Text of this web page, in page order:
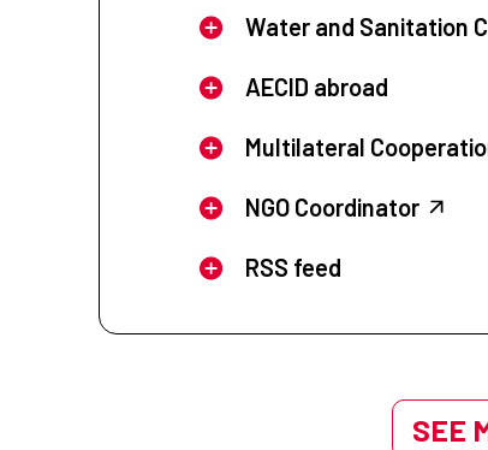
Water and Sanitation
AECID abroad
Multilateral
NGO Coordinator
RSS feed
SEE